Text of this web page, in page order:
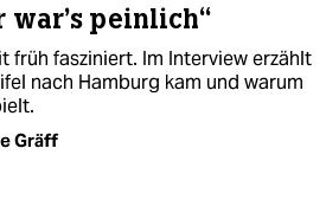
war's peinlich“
früh fasziniert. Im Interview erzählt
nach Hamburg kam und warum
Gräff